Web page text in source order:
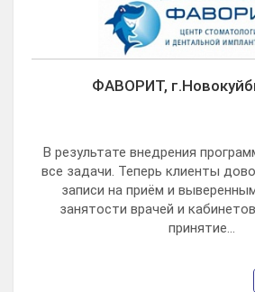
ФАВОРИТ,
В результате внедрения
все задачи. Теперь клиенты
записи на приём и
занятости врачей и
принятие...